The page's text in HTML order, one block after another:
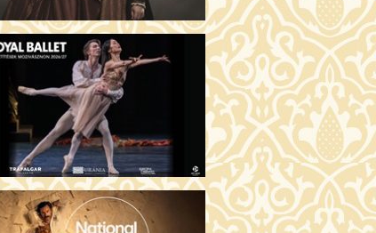
terem
(12)
terem
TÖRTÉNETEK (16)
terem
PRADÁT VISEL 2. (12)
terem
ALMÁI (16)
JEGYVÁSÁRLÁS
Mari terem
TUDNÉK ÉLNI
(12)
JEGYVÁSÁRLÁS